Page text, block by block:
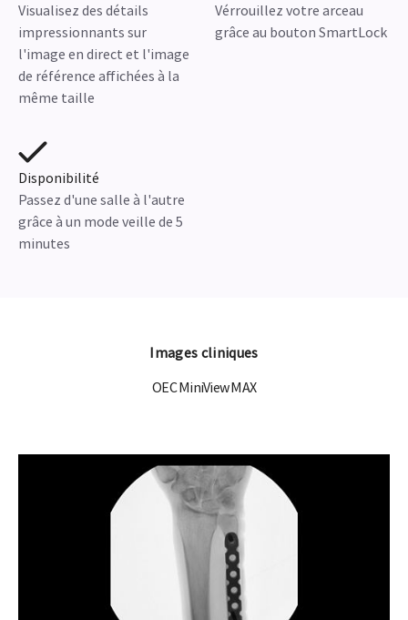
Visualisez des détails
impressionnants sur
l'image en direct et l'image
de référence affichées à la
même taille
Vérrouillez votre arceau
grâce au bouton SmartLock
Disponibilité
Passez d'une salle à l'autre
grâce à un mode veille de 5
minutes
Images cliniques
OEC MiniView MAX